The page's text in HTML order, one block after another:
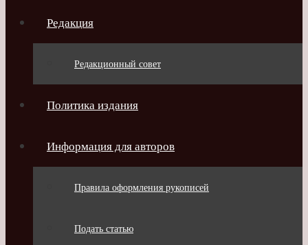
Редакция
Редакционный совет
Политика издания
Информация для авторов
Правила оформления рукописей
Подать статью